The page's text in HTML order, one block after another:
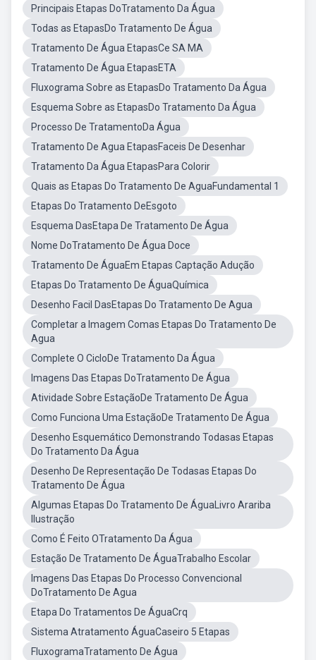
Principais Etapas DoTratamento Da Água
Todas as EtapasDo Tratamento De Água
Tratamento De Água EtapasCe SA MA
Tratamento De Água EtapasETA
Fluxograma Sobre as EtapasDo Tratamento Da Água
Esquema Sobre as EtapasDo Tratamento Da Água
Processo De TratamentoDa Água
Tratamento De Agua EtapasFaceis De Desenhar
Tratamento Da Água EtapasPara Colorir
Quais as Etapas Do Tratamento De AguaFundamental 1
Etapas Do Tratamento DeEsgoto
Esquema DasEtapa De Tratamento De Água
Nome DoTratamento De Água Doce
Tratamento De ÁguaEm Etapas Captação Adução
Etapas Do Tratamento De ÁguaQuímica
Desenho Facil DasEtapas Do Tratamento De Agua
Completar a Imagem Comas Etapas Do Tratamento De
Agua
Complete O CicloDe Tratamento Da Água
Imagens Das Etapas DoTratamento De Água
Atividade Sobre EstaçãoDe Tratamento De Água
Como Funciona Uma EstaçãoDe Tratamento De Água
Desenho Esquemático Demonstrando Todasas Etapas
Do Tratamento Da Água
Desenho De Representação De Todasas Etapas Do
Tratamento De Água
Algumas Etapas Do Tratamento De ÁguaLivro Arariba
Ilustração
Como É Feito OTratamento Da Água
Estação De Tratamento De ÁguaTrabalho Escolar
Imagens Das Etapas Do Processo Convencional
DoTratamento De Agua
Etapa Do Tratamentos De ÁguaCrq
Sistema Atratamento ÁguaCaseiro 5 Etapas
FluxogramaTratamento De Água